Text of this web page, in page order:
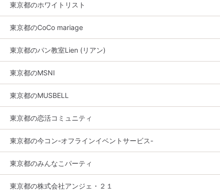
東京都のホワイトリスト
東京都のCoCo mariage
東京都のパン教室Lien (リアン)
東京都のMSNI
東京都のMUSBELL
東京都の恋活コミュニティ
東京都の今コン-オフラインイベントサービス-
東京都のみんなこパーティ
東京都の株式会社アンジェ・２１